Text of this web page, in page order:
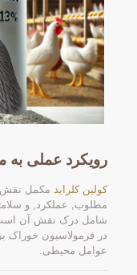
رویکرد عملی به
کولین کلراید مکمل نقش
مطلوب, عملکرد, و
شامل درک نقش آن است,
در فرمولاسیون خوراک
عوامل محیطی.